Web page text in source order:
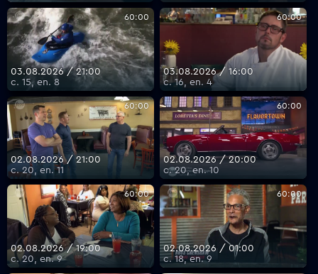
60:00
03.08.2026 / 21:00
с. 15, еп. 8
60:00
03.08.2026 / 16:00
с. 16, еп. 4
60:00
02.08.2026 / 21:00
с. 20, еп. 11
60:00
02.08.2026 / 20:00
с. 20, еп. 10
60:00
02.08.2026 / 19:00
с. 20, еп. 9
60:00
02.08.2026 / 01:00
с. 18, еп. 9